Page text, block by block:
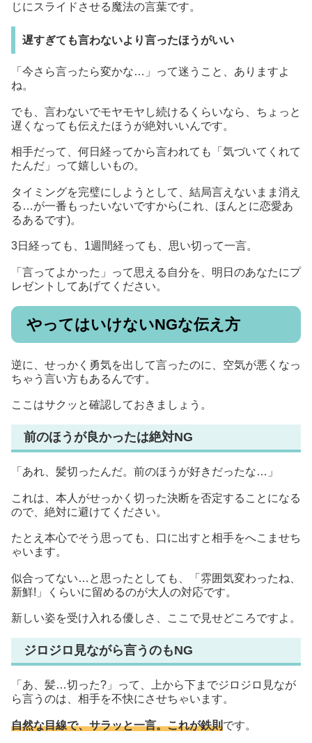
じにスライドさせる魔法の言葉です。
遅すぎても言わないより言ったほうがいい
「今さら言ったら変かな…」って迷うこと、ありますよ
ね。
でも、言わないでモヤモヤし続けるくらいなら、ちょっと
遅くなっても伝えたほうが絶対いいんです。
相手だって、何日経ってから言われても「気づいてくれて
たんだ」って嬉しいもの。
タイミングを完璧にしようとして、結局言えないまま消え
る…が一番もったいないですから(これ、ほんとに恋愛あ
るあるです)。
3日経っても、1週間経っても、思い切って一言。
「言ってよかった」って思える自分を、明日のあなたにプ
レゼントしてあげてください。
やってはいけないNGな伝え方
逆に、せっかく勇気を出して言ったのに、空気が悪くなっ
ちゃう言い方もあるんです。
ここはサクッと確認しておきましょう。
前のほうが良かったは絶対NG
「あれ、髪切ったんだ。前のほうが好きだったな…」
これは、本人がせっかく切った決断を否定することになる
ので、絶対に避けてください。
たとえ本心でそう思っても、口に出すと相手をへこませち
ゃいます。
似合ってない…と思ったとしても、「雰囲気変わったね、
新鮮!」くらいに留めるのが大人の対応です。
新しい姿を受け入れる優しさ、ここで見せどころですよ。
ジロジロ見ながら言うのもNG
「あ、髪…切った?」って、上から下までジロジロ見なが
ら言うのは、相手を不快にさせちゃいます。
自然な目線で、サラッと一言。これが鉄則です。